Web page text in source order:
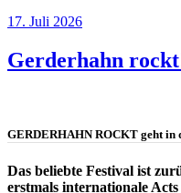
17. Juli 2026
Gerderhahn
GERDERHAHN ROCKT geht in
Das beliebte Festival ist
erstmals internationale